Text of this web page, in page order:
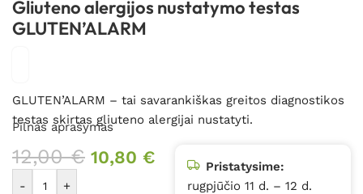
Gliuteno alergijos nustatymo testas
GLUTEN’ALARM
GLUTEN’ALARM – tai savarankiškas greitos diagnostikos
testas skirtas gliuteno alergijai nustatyti.
Pilnas aprašymas
12,00€ 10,80 €
- +
Pristatysime:
rugpjūčio 11 d. – 12 d.